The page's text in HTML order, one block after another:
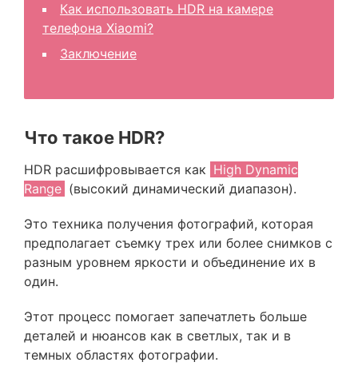
Как использовать HDR на камере
телефона Xiaomi?
Заключение
Что такое HDR?
HDR расшифровывается как High Dynamic
Range (высокий динамический диапазон).
Это техника получения фотографий, которая
предполагает съемку трех или более снимков с
разным уровнем яркости и объединение их в
один.
Этот процесс помогает запечатлеть больше
деталей и нюансов как в светлых, так и в
темных областях фотографии.